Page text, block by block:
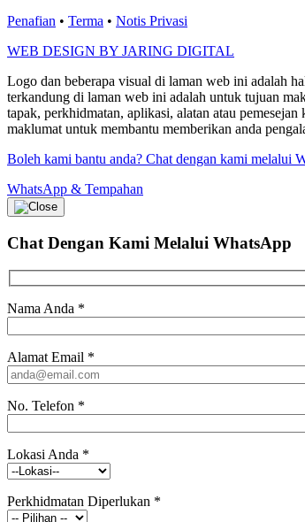
Penafian • Terma • Notis Privasi
WEB DESIGN BY JARING DIGITAL
Logo dan beberapa visual di laman web ini adalah
terkandung di laman web ini adalah untuk tujuan
tapak, perkhidmatan, aplikasi, alatan atau
maklumat untuk membantu memberikan anda
Boleh kami bantu anda? Chat dengan kami melalui
WhatsApp & Tempahan
Chat Dengan Kami Melalui WhatsApp
Nama Anda *
Alamat Email *
No. Telefon *
Lokasi Anda *
Perkhidmatan Diperlukan *